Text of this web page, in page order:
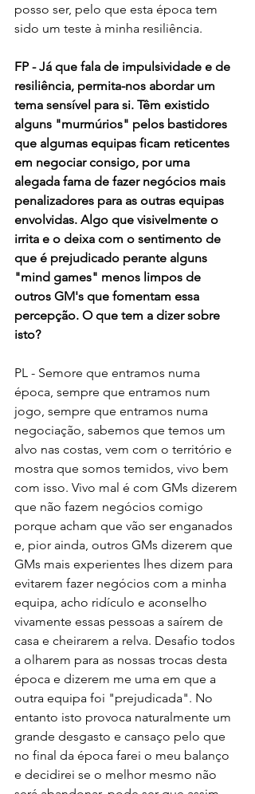
posso ser, pelo que esta época tem
sido um teste à minha resiliência.
FP - Já que fala de impulsividade e de
resiliência, permita-nos abordar um
tema sensível para si. Têm existido
alguns "murmúrios" pelos bastidores
que algumas equipas ficam reticentes
em negociar consigo, por uma
alegada fama de fazer negócios mais
penalizadores para as outras equipas
envolvidas. Algo que visivelmente o
irrita e o deixa com o sentimento de
que é prejudicado perante alguns
"mind games" menos limpos de
outros GM's que fomentam essa
percepção. O que tem a dizer sobre
isto?
PL - Semore que entramos numa
época, sempre que entramos num
jogo, sempre que entramos numa
negociação, sabemos que temos um
alvo nas costas, vem com o território e
mostra que somos temidos, vivo bem
com isso. Vivo mal é com GMs dizerem
que não fazem negócios comigo
porque acham que vão ser enganados
e, pior ainda, outros GMs dizerem que
GMs mais experientes lhes dizem para
evitarem fazer negócios com a minha
equipa, acho ridículo e aconselho
vivamente essas pessoas a saírem de
casa e cheirarem a relva. Desafio todos
a olharem para as nossas trocas desta
época e dizerem me uma em que a
outra equipa foi "prejudicada". No
entanto isto provoca naturalmente um
grande desgasto e cansaço pelo que
no final da época farei o meu balanço
e decidirei se o melhor mesmo não